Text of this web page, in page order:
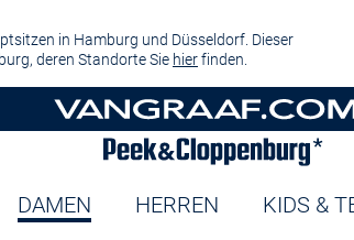
in Hamburg und Düsseldorf. Dieser
deren Standorte Sie hierfinden.
DAMEN HERREN KIDS &